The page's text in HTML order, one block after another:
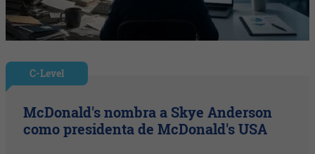
C-Level
McDonald's nombra a Skye Anderson
como presidenta de McDonald's USA